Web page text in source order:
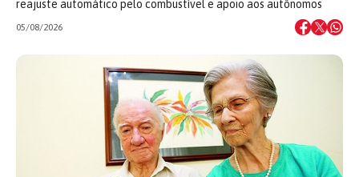
reajuste automático pelo combustível e apoio aos autônomos
05/08/2026